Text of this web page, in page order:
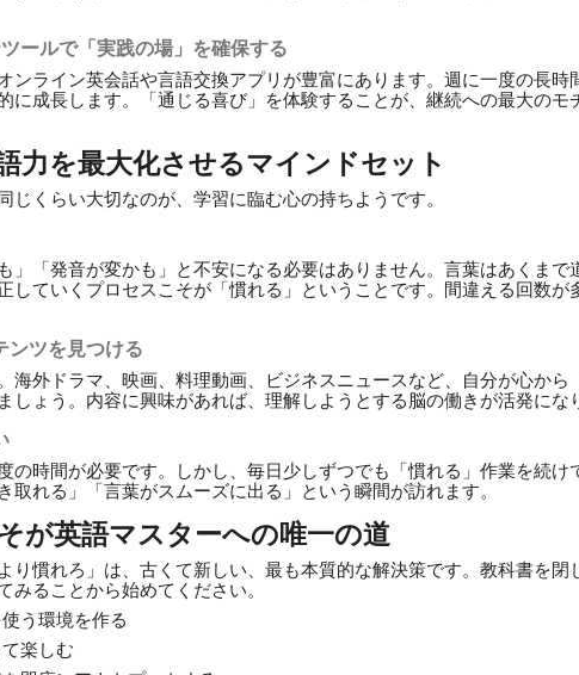
ールで「実践の場」を確保する
ンライン英会話や言語交換アプリが豊富にあります。週に一度の長時
に成長します。「通じる喜び」を体験することが、継続への最大のモ
力を最大化させるマインドセット
じくらい大切なのが、学習に臨む心の持ちようです。
」「発音が変かも」と不安になる必要はありません。言葉はあくまで
していくプロセスこそが「慣れる」ということです。間違える回数が
ンツを見つける
海外ドラマ、映画、料理動画、ビジネスニュースなど、自分が心から
しょう。内容に興味があれば、理解しようとする脳の働きが活発にな
の時間が必要です。しかし、毎日少しずつでも「慣れる」作業を続け
取れる」「言葉がスムーズに出る」という瞬間が訪れます。
が英語マスターへの唯一の道
り慣れろ」は、古くて新しい、最も本質的な解決策です。教科書を閉
みることから始めてください。
う環境を作る
楽しむ